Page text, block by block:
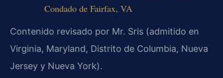
Condado de Fairfax, VA
Contenido revisado por Mr. Sris (admitido en
Virginia, Maryland, Distrito de Columbia, Nueva
Jersey y Nueva York).